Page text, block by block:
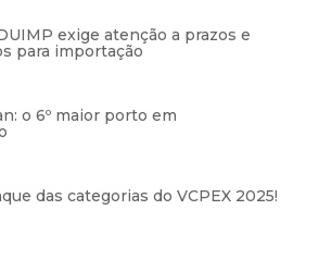
exige atenção a prazos e
para importação
o 6º maior porto em
das categorias do VCPEX 2025!